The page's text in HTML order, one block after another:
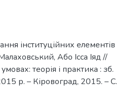
інституційних елементів
Або Ісса Іяд //
теорія і практика : зб.
р. – Кіровоград, 2015. – С.